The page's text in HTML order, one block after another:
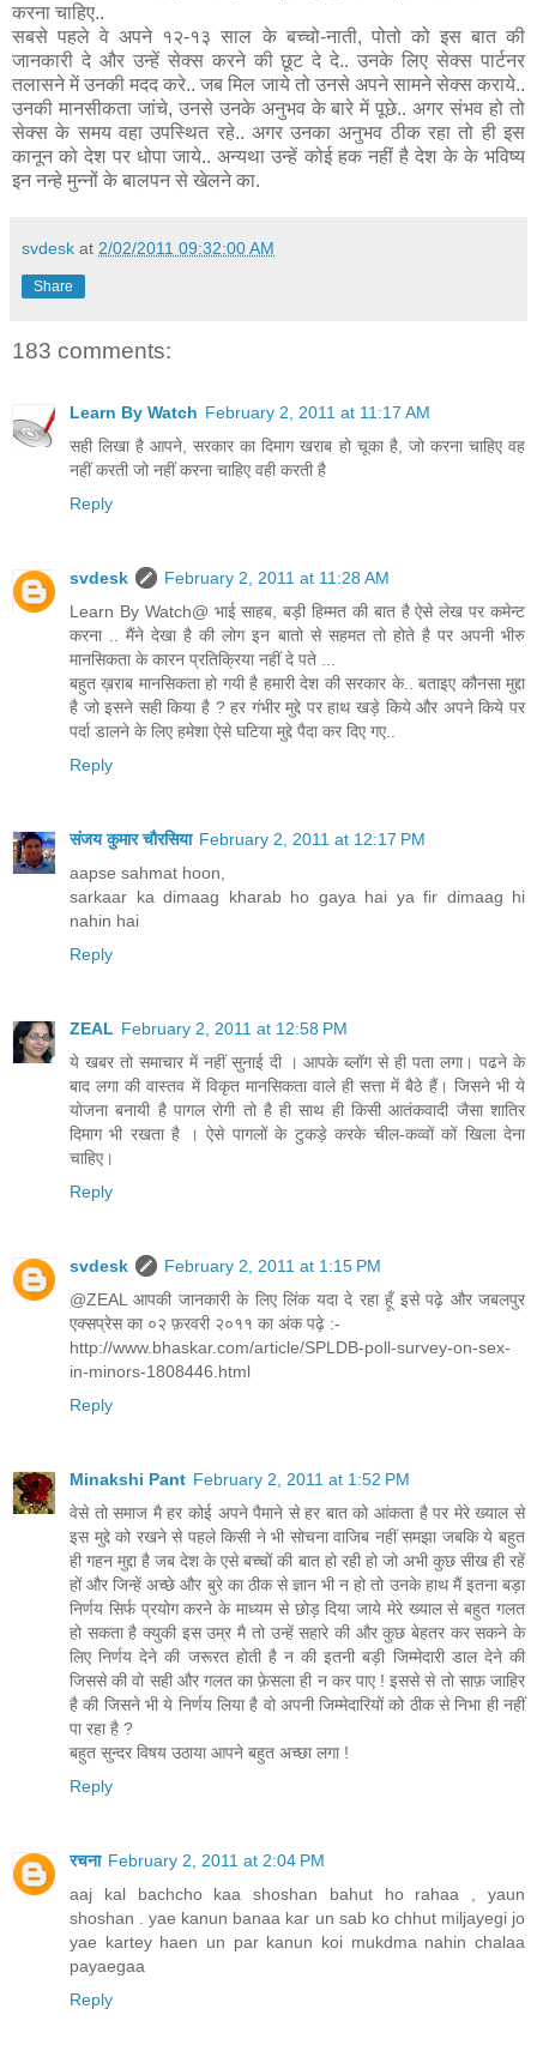
करना चाहिए..
सबसे पहले वे अपने १२-१३ साल के बच्चो-नाती, पोतो को इस बात की
जानकारी दे और उन्हें सेक्स करने की छूट दे दे.. उनके लिए सेक्स पार्टनर
तलासने में उनकी मदद करे.. जब मिल जाये तो उनसे अपने सामने सेक्स कराये..
उनकी मानसीकता जांचे, उनसे उनके अनुभव के बारे में पूछे.. अगर संभव हो तो
सेक्स के समय वहा उपस्थित रहे.. अगर उनका अनुभव ठीक रहा तो ही इस
कानून को देश पर धोपा जाये.. अन्यथा उन्हें कोई हक नहीं है देश के के भविष्य
इन नन्हे मुन्नों के बालपन से खेलने का.
svdesk at 2/02/2011 09:32:00 AM
Share
183 comments:
Learn By Watch February 2, 2011 at 11:17 AM
सही लिखा है आपने, सरकार का दिमाग खराब हो चूका है, जो करना चाहिए वह
नहीं करती जो नहीं करना चाहिए वही करती है
Reply
svdesk
February 2, 2011 at 11:28 AM
Learn By Watch@ भाई साहब, बड़ी हिम्मत की बात है ऐसे लेख पर कमेन्ट
करना .. मैंने देखा है की लोग इन बातो से सहमत तो होते है पर अपनी भीरु
मानसिकता के कारन प्रतिक्रिया नहीं दे पते ...
बहुत ख़राब मानसिकता हो गयी है हमारी देश की सरकार के.. बताइए कौनसा मुद्दा
है जो इसने सही किया है ? हर गंभीर मुद्दे पर हाथ खड़े किये और अपने किये पर
पर्दा डालने के लिए हमेशा ऐसे घटिया मुद्दे पैदा कर दिए गए..
Reply
संजय कुमार चौरसिया February 2, 2011 at 12:17 PM
aapse sahmat hoon,
sarkaar ka dimaag kharab ho gaya hai ya fir dimaag hi
nahin hai
Reply
ZEAL February 2, 2011 at 12:58 PM
ये खबर तो समाचार में नहीं सुनाई दी । आपके ब्लॉग से ही पता लगा। पढने के
बाद लगा की वास्तव में विकृत मानसिकता वाले ही सत्ता में बैठे हैं। जिसने भी ये
योजना बनायी है पागल रोगी तो है ही साथ ही किसी आतंकवादी जैसा शातिर
दिमाग भी रखता है । ऐसे पागलों के टुकड़े करके चील-कव्वों कों खिला देना
चाहिए।
Reply
svdesk
February 2, 2011 at 1:15 PM
@ZEAL आपकी जानकारी के लिए लिंक यदा दे रहा हूँ इसे पढ़े और जबलपुर
एक्सप्रेस का ०२ फ़रवरी २०११ का अंक पढ़े :-
http://www.bhaskar.com/article/SPLDB-poll-survey-on-sex-
in-minors-1808446.html
Reply
Minakshi Pant February 2, 2011 at 1:52 PM
वेसे तो समाज मै हर कोई अपने पैमाने से हर बात को आंकता है पर मेरे ख्याल से
इस मुद्दे को रखने से पहले किसी ने भी सोचना वाजिब नहीं समझा जबकि ये बहुत
ही गहन मुद्दा है जब देश के एसे बच्चों की बात हो रही हो जो अभी कुछ सीख ही रहें
हों और जिन्हें अच्छे और बुरे का ठीक से ज्ञान भी न हो तो उनके हाथ मैं इतना बड़ा
निर्णय सिर्फ प्रयोग करने के माध्यम से छोड़ दिया जाये मेरे ख्याल से बहुत गलत
हो सकता है क्युकी इस उम्र मै तो उन्हें सहारे की और कुछ बेहतर कर सकने के
लिए निर्णय देने की जरूरत होती है न की इतनी बड़ी जिम्मेदारी डाल देने की
जिससे की वो सही और गलत का फ़ेसला ही न कर पाए ! इससे से तो साफ़ जाहिर
है की जिसने भी ये निर्णय लिया है वो अपनी जिम्मेदारियों को ठीक से निभा ही नहीं
पा रहा है ?
बहुत सुन्दर विषय उठाया आपने बहुत अच्छा लगा !
Reply
रचना February 2, 2011 at 2:04 PM
aaj kal bachcho kaa shoshan bahut ho rahaa , yaun
shoshan . yae kanun banaa kar un sab ko chhut miljayegi jo
yae kartey haen un par kanun koi mukdma nahin chalaa
payaegaa
Reply